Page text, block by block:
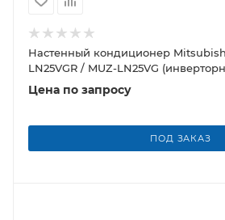
Настенный кондиционер
LN25VGR / MUZ-LN25VG
Цена по запросу
ПОД ЗАКАЗ